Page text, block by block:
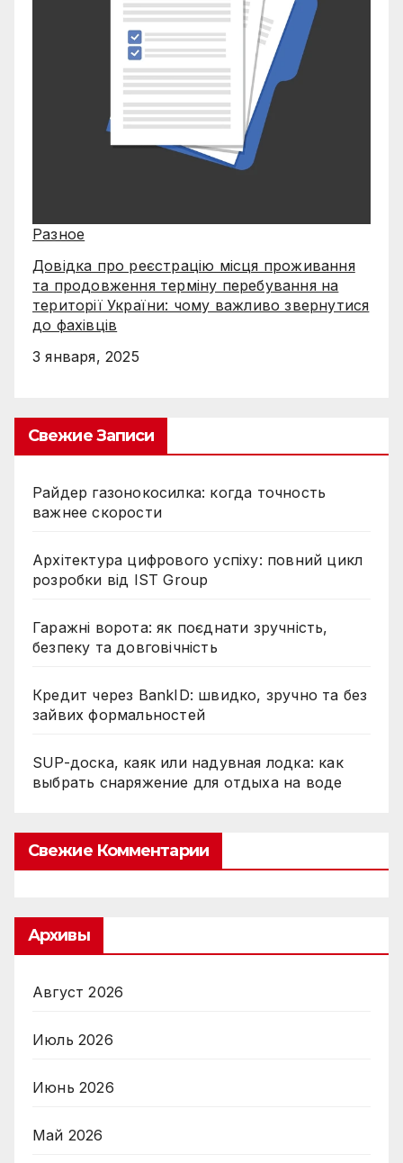
Разное
Довідка про реєстрацію місця проживання
та продовження терміну перебування на
території України: чому важливо звернутися
до фахівців
3 января, 2025
Свежие Записи
Райдер газонокосилка: когда точность
важнее скорости
Архітектура цифрового успіху: повний цикл
розробки від IST Group
Гаражні ворота: як поєднати зручність,
безпеку та довговічність
Кредит через BankID: швидко, зручно та без
зайвих формальностей
SUP-доска, каяк или надувная лодка: как
выбрать снаряжение для отдыха на воде
Свежие Комментарии
Архивы
Август 2026
Июль 2026
Июнь 2026
Май 2026